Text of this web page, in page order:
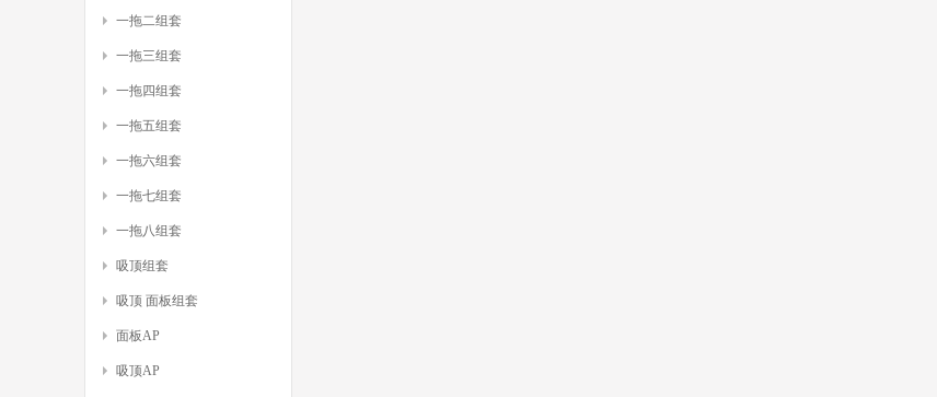
一拖二组套
一拖三组套
一拖四组套
一拖五组套
一拖六组套
一拖七组套
一拖八组套
吸顶组套
吸顶 面板组套
面板AP
吸顶AP